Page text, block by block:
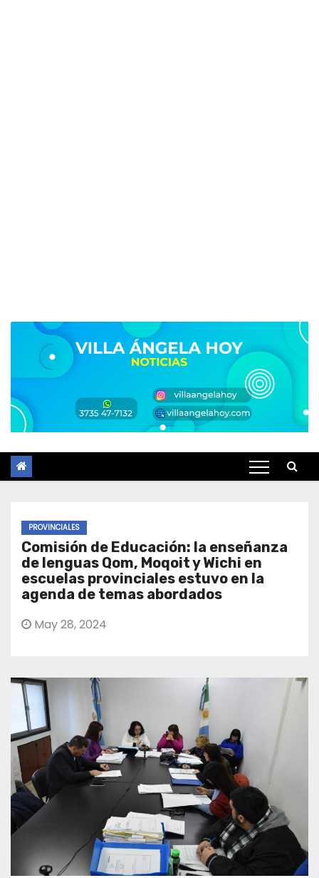
PROVINCIALES
Comisión de Educación: la enseñanza
de lenguas Qom, Moqoit y Wichi en
escuelas provinciales estuvo en la
agenda de temas abordados
May 28, 2024